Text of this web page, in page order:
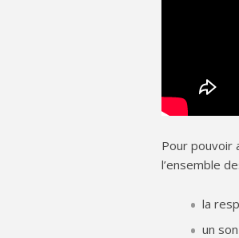
Pour pouvoir
l’ensemble
la
un